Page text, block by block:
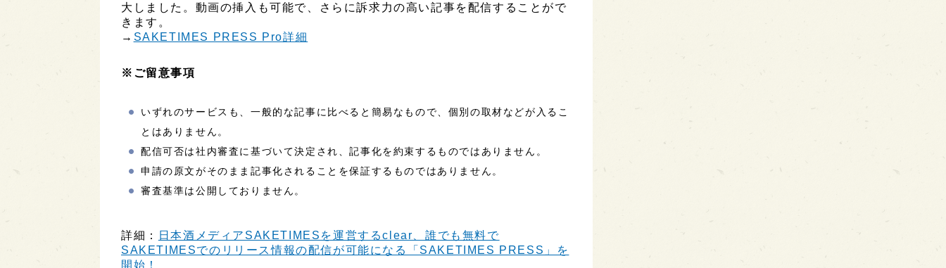
大しました。動画の挿入も可能で、さらに訴求力の高い記事を配信することがで
きます。
→ SAKETIMES PRESS Pro詳細
※ご留意事項
いずれのサービスも、一般的な記事に比べると簡易なもので、個別の取材などが入るこ
とはありません。
配信可否は社内審査に基づいて決定され、記事化を約束するものではありません。
申請の原文がそのまま記事化されることを保証するものではありません。
審査基準は公開しておりません。
詳細：
日本酒メディアSAKETIMESを運営するclear、誰でも無料で
SAKETIMESでのリリース情報の配信が可能になる「SAKETIMES PRESS」を
開始！